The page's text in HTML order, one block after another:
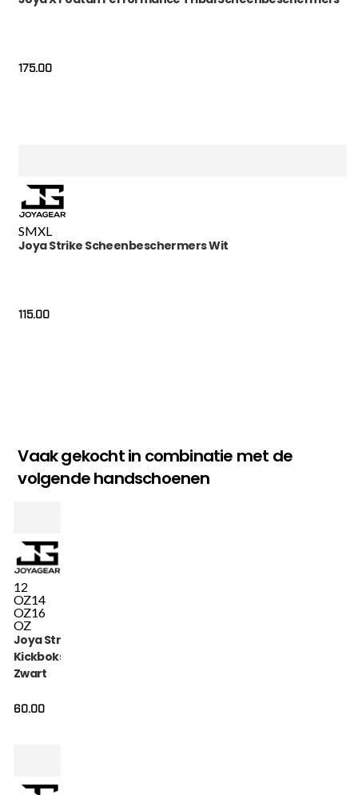
175.00
SMXL
Joya Strike Scheenbeschermers Wit
115.00
Vaak gekocht in combinatie met de
volgende handschoenen
12
OZ14
OZ16
OZ
Joya Strike Veters
Kickbokshandschoenen
Zwart
60.00